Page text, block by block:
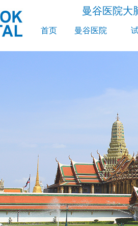
曼谷医院大
首页 曼谷医院